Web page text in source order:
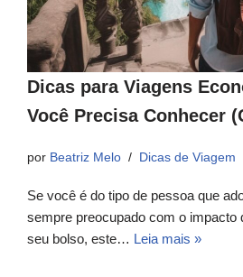
Dicas para Viagens
Você Precisa Conhecer
por Beatriz Melo Dicas de Viagem
Se você é do tipo de pessoa que
sempre preocupado com o impacto
seu bolso, este… Leia mais »